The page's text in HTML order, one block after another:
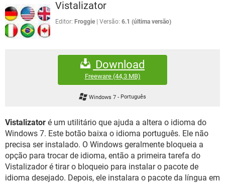
OUTLOOK
INSTAGRAM GMAIL
GUIA DE COMPRAS
CELULAR
OUTLOOK
DOWNLOADS
JOGOS WHATSAPP
CELULAR
EXCEL
GMAIL
FÓRUM
FACEBOOK
EXCEL
GMAIL
WHATSAPP
INSTAGRAM GMAIL
GUIA DE COMPRAS
Vistalizator
Editor: Froggie Versão: 6.1 (última versão)
Download
Freeware(44,3 MB)
Windows 7- Português
Vistalizator é um utilitário que ajuda a altera o idioma do
Windows 7. Este botão baixa o idioma português. Ele não
precisa ser instalado. O Windows geralmente bloqueia a
opção para trocar de idioma, então a primeira tarefa do
Vistalizador é tirar o bloqueio para instalar o pacote de
idioma desejado. Depois, ele instalara o pacote da língua em